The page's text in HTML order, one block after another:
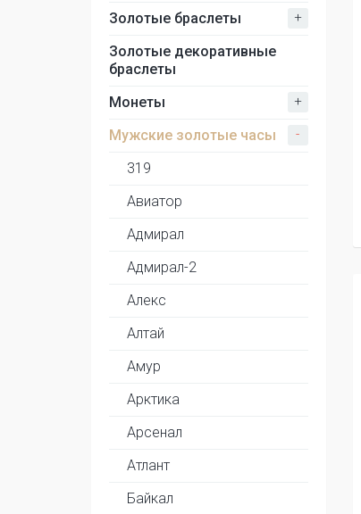
Золотые браслеты +
Золотые декоративные
браслеты
Монеты
+
Мужские золотые часы -
319
Авиатор
Адмирал
Адмирал-2
Алекс
Алтай
Амур
Арктика
Арсенал
Атлант
Байкал